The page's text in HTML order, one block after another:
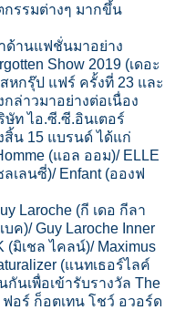
รรมต่างๆ มากขึ้น
ด้านแฟชั่นมาอย่าง
Show 2019 (เดอะ
หกรุ๊ป แฟร์ ครั้งที่ 23 และ
ล่าวมาอย่างต่อเนื่อง
ท ไอ.ซี.ซี.อินเตอร์
น 15 แบรนด์ ได้แก่
(แอล ออม)/ ELLE
เลนซี่)/ Enfant (อองฟ
Laroche (กี เดอ กีลา
ค)/ Guy Laroche Inner
(มิเชล ไคลน์)/ Maximus
(แนทเธอร์ไลค์
กันเพื่อเข้ารับรางวัล The
ฟอร์ ก็อตเทน โชว์ อวอร์ด